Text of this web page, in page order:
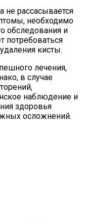
не рассасывается
необходимо
обследования и
потребоваться
кисты.
лечения,
в случае
наблюдение и
здоровья
осложнений.